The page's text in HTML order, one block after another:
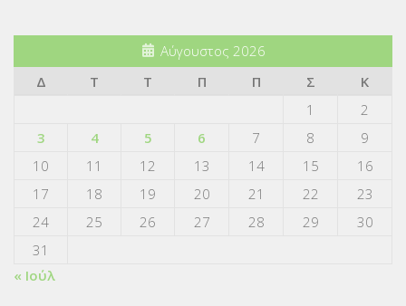
Αύγουστος 2026
Δ
Τ Τ Π Π Σ
Κ
1
2
3
4 5 6 7 8
9
10
11 12 13 14 15
16
17
18 19 20 21 22
23
24
25 26 27 28 29
30
31
« Ιούλ